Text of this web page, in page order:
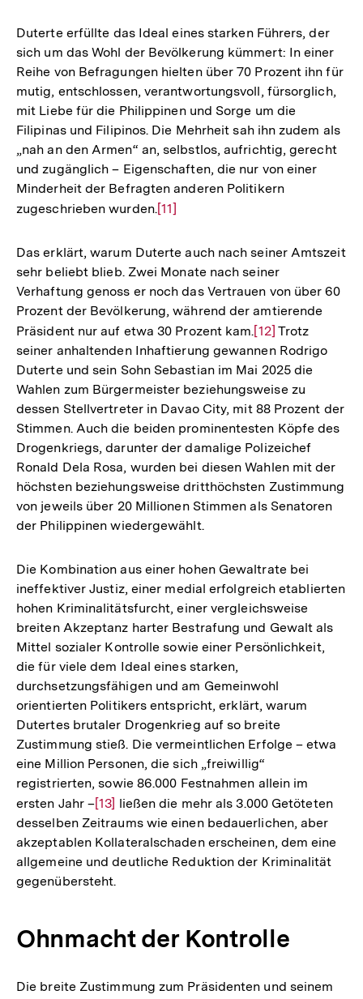
Duterte erfüllte das Ideal eines starken Führers, der
sich um das Wohl der Bevölkerung kümmert: In einer
Reihe von Befragungen hielten über 70 Prozent ihn für
mutig, entschlossen, verantwortungsvoll, fürsorglich,
mit Liebe für die Philippinen und Sorge um die
Filipinas und Filipinos. Die Mehrheit sah ihn zudem als
„nah an den Armen“ an, selbstlos, aufrichtig, gerecht
und zugänglich – Eigenschaften, die nur von einer
Minderheit der Befragten anderen Politikern
zugeschrieben wurden.Zur
der
Fußnote
[11]
Das erklärt, warum Duterte auch nach seiner Amtszeit
sehr beliebt blieb. Zwei Monate nach seiner
Verhaftung genoss er noch das Vertrauen von über 60
Prozent der Bevölkerung, während der amtierende
Präsident nur auf etwa 30 Prozent kam.Zur
Auflösung
der
Fußnote
[12] Trotz
seiner anhaltenden Inhaftierung gewannen Rodrigo
Duterte und sein Sohn Sebastian im Mai 2025 die
Wahlen zum Bürgermeister beziehungsweise zu
dessen Stellvertreter in Davao City, mit 88 Prozent der
Stimmen. Auch die beiden prominentesten Köpfe des
Drogenkriegs, darunter der damalige Polizeichef
Ronald Dela Rosa, wurden bei diesen Wahlen mit der
höchsten beziehungsweise dritthöchsten Zustimmung
von jeweils über 20 Millionen Stimmen als Senatoren
der Philippinen wiedergewählt.
Die Kombination aus einer hohen Gewaltrate bei
ineffektiver Justiz, einer medial erfolgreich etablierten
hohen Kriminalitätsfurcht, einer vergleichsweise
breiten Akzeptanz harter Bestrafung und Gewalt als
Mittel sozialer Kontrolle sowie einer Persönlichkeit,
die für viele dem Ideal eines starken,
durchsetzungsfähigen und am Gemeinwohl
orientierten Politikers entspricht, erklärt, warum
Dutertes brutaler Drogenkrieg auf so breite
Zustimmung stieß. Die vermeintlichen Erfolge – etwa
eine Million Personen, die sich „freiwillig“
registrierten, sowie 86.000 Festnahmen allein im
ersten Jahr –Zur
Auflösung
der
Fußnote
[13] ließen die mehr als 3.000 Getöteten
desselben Zeitraums wie einen bedauerlichen, aber
akzeptablen Kollateralschaden erscheinen, dem eine
allgemeine und deutliche Reduktion der Kriminalität
gegenübersteht.
Ohnmacht der Kontrolle
Die breite Zustimmung zum Präsidenten und seinem